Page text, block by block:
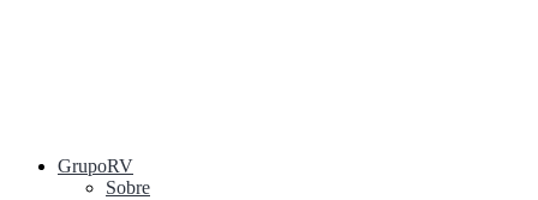
GrupoRV
Sobre